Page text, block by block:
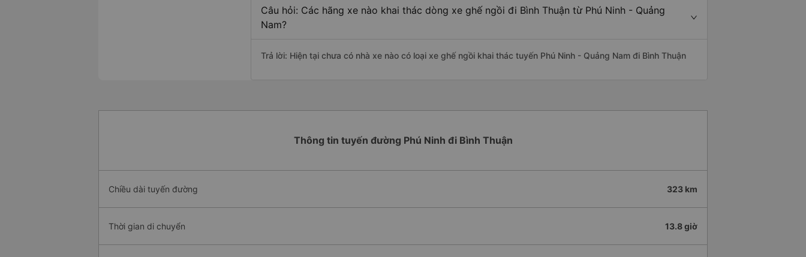
Câu hỏi: Các hãng xe nào khai thác dòng xe ghế ngồi đi Bình Thuận từ Phú Ninh - Quảng
Nam?
Trả lời: Hiện tại chưa có nhà xe nào có loại xe ghế ngồi khai thác tuyến Phú Ninh - Quảng Nam đi Bình Thuận
Thông tin tuyến đường Phú Ninh đi Bình Thuận
Chiều dài tuyến đường 323 km
Thời gian di chuyển 13.8 giờ